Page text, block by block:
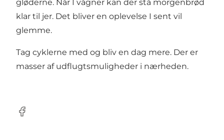
gløderne. Når I vågner kan der stå morgenbrød
klar til jer. Det bliver en oplevelse I sent vil
glemme.
Tag cyklerne med og bliv en dag mere. Der er
masser af udflugtsmuligheder i nærheden.
Facebook